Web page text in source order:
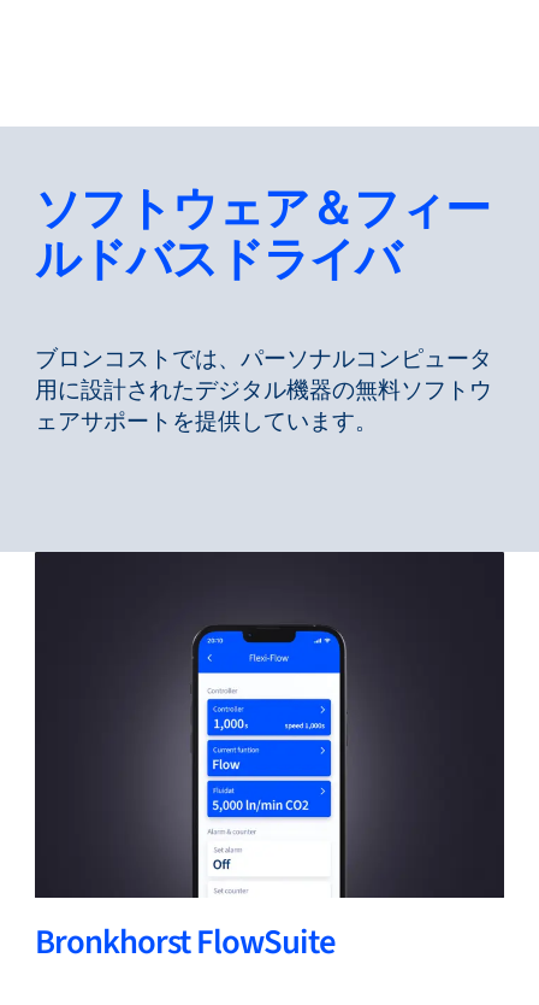
戻る
製品紹介
サービス＆サポート
フローアカデミー
ソフトウェア＆フィー
ルドバスドライバ
ブロンコストでは、パーソナルコンピュータ
用に設計されたデジタル機器の無料ソフトウ
ェアサポートを提供しています。
Bronkhorst FlowSuite